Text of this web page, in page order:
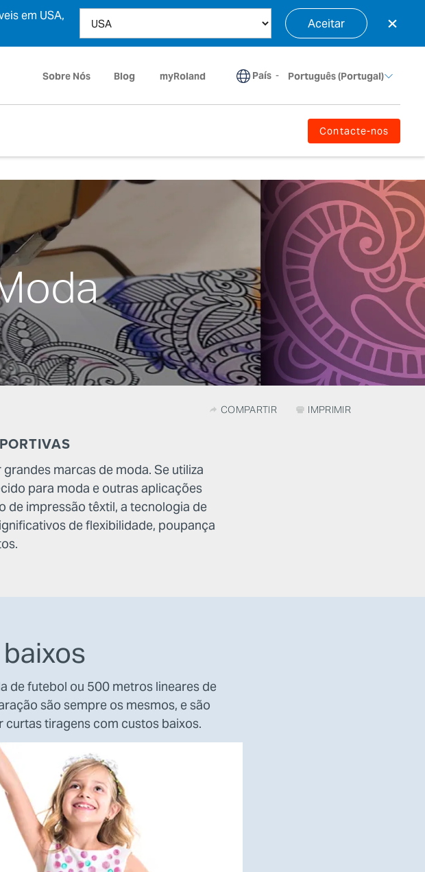
em USA,
Aceitar ×
Sobre Nós Blog myRoland País - Português (Portugal)
Contacte-nos
COMPARTIR IMPRIMIR
marcas de moda. Se utiliza
para moda e outras aplicações
de impressão têxtil, a tecnologia de
de flexibilidade, poupança
de futebol ou 500 metros lineares de
são sempre os mesmos, e são
tiragens com custos baixos.